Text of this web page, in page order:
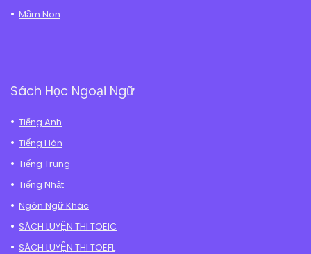
Mầm Non
Sách Học Ngoại Ngữ
Tiếng Anh
Tiếng Hàn
Tiếng Trung
Tiếng Nhật
Ngôn Ngữ Khác
SÁCH LUYỆN THI TOEIC
SÁCH LUYỆN THI TOEFL